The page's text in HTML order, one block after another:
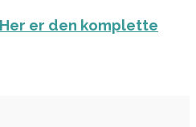
er den komplette